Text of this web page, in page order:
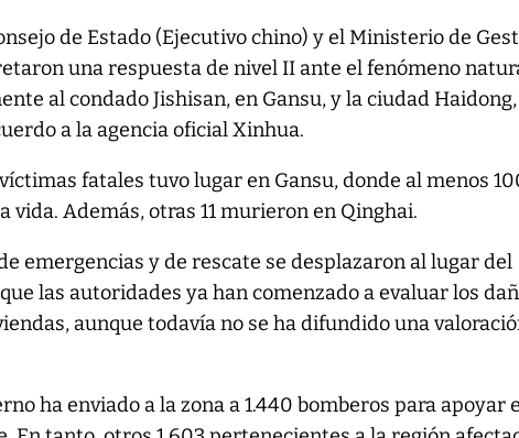
de Estado (Ejecutivo chino) y el Ministerio de
una respuesta de nivel II ante el fenómeno
al condado Jishisan, en Gansu, y la ciudad
a la agencia oficial Xinhua.
fatales tuvo lugar en Gansu, donde al menos
vida. Además, otras 11 murieron en Qinghai.
emergencias y de rescate se desplazaron al lugar del
las autoridades ya han comenzado a evaluar los
aunque todavía no se ha difundido una
ha enviado a la zona a 1.440 bomberos para apoyar